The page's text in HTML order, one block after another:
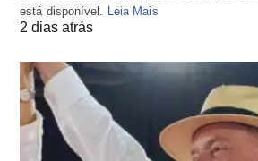
está disponível. Leia Mais
2 dias atrás